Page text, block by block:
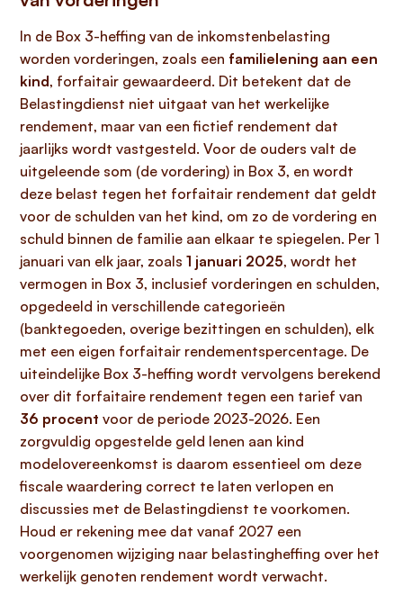
In de Box 3-heffing van de inkomstenbelasting
worden vorderingen, zoals een familielening aan een
kind, forfaitair gewaardeerd. Dit betekent dat de
Belastingdienst niet uitgaat van het werkelijke
rendement, maar van een fictief rendement dat
jaarlijks wordt vastgesteld. Voor de ouders valt de
uitgeleende som (de vordering) in Box 3, en wordt
deze belast tegen het forfaitair rendement dat geldt
voor de schulden van het kind, om zo de vordering en
schuld binnen de familie aan elkaar te spiegelen. Per 1
januari van elk jaar, zoals 1 januari 2025, wordt het
vermogen in Box 3, inclusief vorderingen en schulden,
opgedeeld in verschillende categorieën
(banktegoeden, overige bezittingen en schulden), elk
met een eigen forfaitair rendementspercentage. De
uiteindelijke Box 3-heffing wordt vervolgens berekend
over dit forfaitaire rendement tegen een tarief van
36 procent voor de periode 2023-2026. Een
zorgvuldig opgestelde geld lenen aan kind
modelovereenkomst is daarom essentieel om deze
fiscale waardering correct te laten verlopen en
discussies met de Belastingdienst te voorkomen.
Houd er rekening mee dat vanaf 2027 een
voorgenomen wijziging naar belastingheffing over het
werkelijk genoten rendement wordt verwacht.